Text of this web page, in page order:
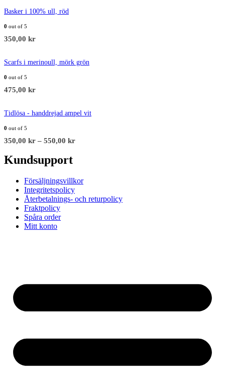
Basker i 100% ull, röd
0 out of 5
350,00 kr
Scarfs i merinoull, mörk grön
0 out of 5
475,00 kr
Tidlösa - handdrejad ampel vit
0 out of 5
350,00 kr – 550,00 kr
Kundsupport
Försäljningsvillkor
Integritetspolicy
Återbetalnings- och returpolicy
Fraktpolicy
Spåra order
Mitt konto